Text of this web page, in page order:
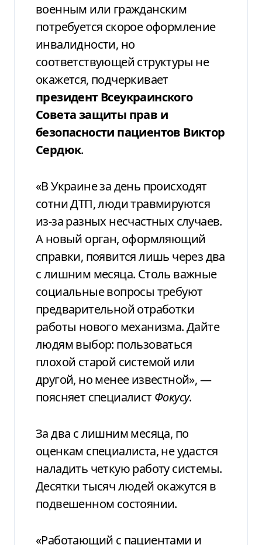
военным или гражданским
потребуется скорое оформление
инвалидности, но
соответствующей структуры не
окажется, подчеркивает
президент Всеукраинского
Совета защиты прав и
безопасности пациентов Виктор
Сердюк.
«В Украине за день происходят
сотни ДТП, люди травмируются
из-за разных несчастных случаев.
А новый орган, оформляющий
справки, появится лишь через два
с лишним месяца. Столь важные
социальные вопросы требуют
предварительной отработки
работы нового механизма. Дайте
людям выбор: пользоваться
плохой старой системой или
другой, но менее известной», —
поясняет специалистФокусу.
За два с лишним месяца, по
оценкам специалиста, не удастся
наладить четкую работу системы.
Десятки тысяч людей окажутся в
подвешенном состоянии.
«Работающий с пациентами и